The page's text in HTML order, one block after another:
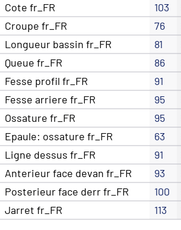
Cote fr_FR
103
Croupe fr_FR
76
Longueur bassin fr_FR
81
Queue fr_FR
86
Fesse profil fr_FR
91
Fesse arriere fr_FR
95
Ossature fr_FR
95
Epaule: ossature fr_FR
63
Ligne dessus fr_FR
91
Anterieur face devan fr_FR
93
Posterieur face derr fr_FR
100
Jarret fr_FR
113